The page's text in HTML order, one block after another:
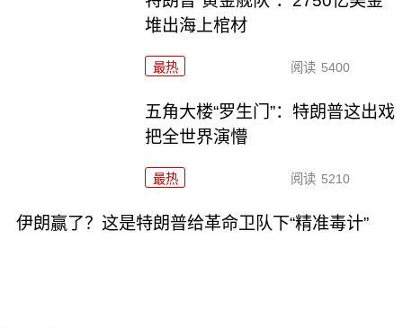
堆出海上棺材
最热 阅读 5400
五角大楼“罗生门”：特朗普这出戏
把全世界演懵
最热 阅读 5210
伊朗赢了？这是特朗普给革命卫队下“精准毒计”